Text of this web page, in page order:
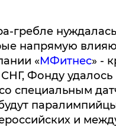
гребле
напрямую
«МФитнес» -
Фонду
специальным
и